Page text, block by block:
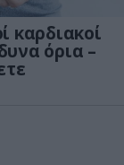
καρδιακοί
όρια –